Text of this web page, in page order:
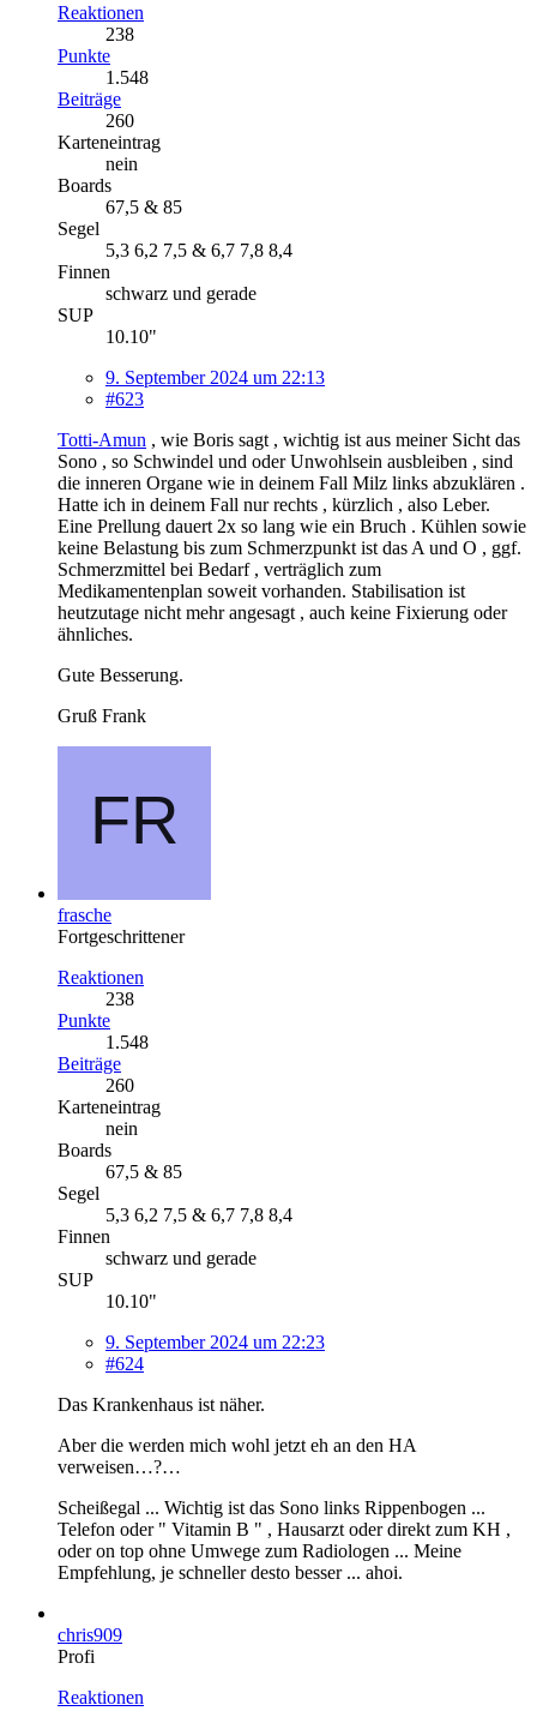
Reaktionen
238
Punkte
1.548
Beiträge
260
Karteneintrag
nein
Boards
67,5 & 85
Segel
5,3 6,2 7,5 & 6,7 7,8 8,4
Finnen
schwarz und gerade
SUP
10.10"
9. September 2024 um 22:13
#623
Totti-Amun , wie Boris sagt , wichtig ist aus meiner Sicht das
Sono , so Schwindel und oder Unwohlsein ausbleiben , sind
die inneren Organe wie in deinem Fall Milz links abzuklären .
Hatte ich in deinem Fall nur rechts , kürzlich , also Leber.
Eine Prellung dauert 2x so lang wie ein Bruch . Kühlen sowie
keine Belastung bis zum Schmerzpunkt ist das A und O , ggf.
Schmerzmittel bei Bedarf , verträglich zum
Medikamentenplan soweit vorhanden. Stabilisation ist
heutzutage nicht mehr angesagt , auch keine Fixierung oder
ähnliches.
Gute Besserung.
Gruß Frank
frasche
Fortgeschrittener
Reaktionen
238
Punkte
1.548
Beiträge
260
Karteneintrag
nein
Boards
67,5 & 85
Segel
5,3 6,2 7,5 & 6,7 7,8 8,4
Finnen
schwarz und gerade
SUP
10.10"
9. September 2024 um 22:23
#624
Das Krankenhaus ist näher.
Aber die werden mich wohl jetzt eh an den HA
verweisen…?…
Scheißegal ... Wichtig ist das Sono links Rippenbogen ...
Telefon oder " Vitamin B " , Hausarzt oder direkt zum KH ,
oder on top ohne Umwege zum Radiologen ... Meine
Empfehlung, je schneller desto besser ... ahoi.
chris909
Profi
Reaktionen